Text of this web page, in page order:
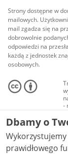
Strony dostępne w
mailowych.
mail zgadza się na
dobrowolnie
odpowiedzi na
każdą z jednostek
osobowych.
-
Dbamy o
prawidłowego